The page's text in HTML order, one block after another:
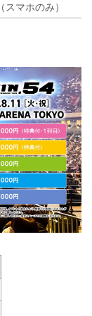
（スマホのみ）